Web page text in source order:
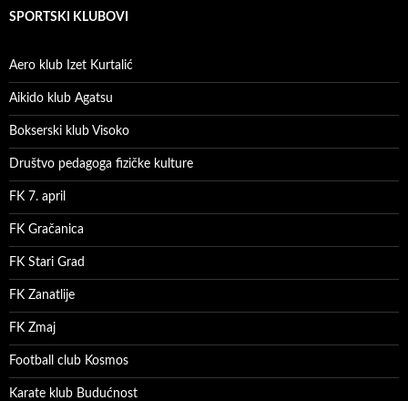
SPORTSKI KLUBOVI
Aero klub Izet Kurtalić
Aikido klub Agatsu
Bokserski klub Visoko
Društvo pedagoga fizičke kulture
FK 7. april
FK Gračanica
FK Stari Grad
FK Zanatlije
FK Zmaj
Football club Kosmos
Karate klub Budućnost